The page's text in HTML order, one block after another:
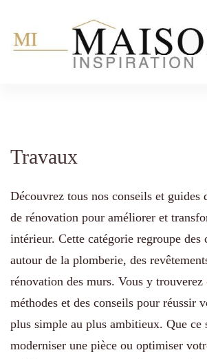
Travaux
Découvrez tous nos conseils et guides
de rénovation pour améliorer et
intérieur. Cette catégorie regroupe des
autour de la plomberie, des
rénovation des murs. Vous y trouverez
méthodes et des conseils pour réussir
plus simple au plus ambitieux. Que ce
moderniser une pièce ou optimiser